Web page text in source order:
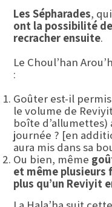
Les Sépharades,
ont la possibilité
recracher ensuite.
Le Choul’han
:
Goûter est-il
le volume de
boîte d’allumettes)
journée ? [en
aura mis dans sa
Ou bien, même
et même plusieurs
plus qu’un Reviyit